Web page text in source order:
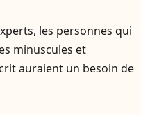
les personnes qui
minuscules et
auraient un besoin de